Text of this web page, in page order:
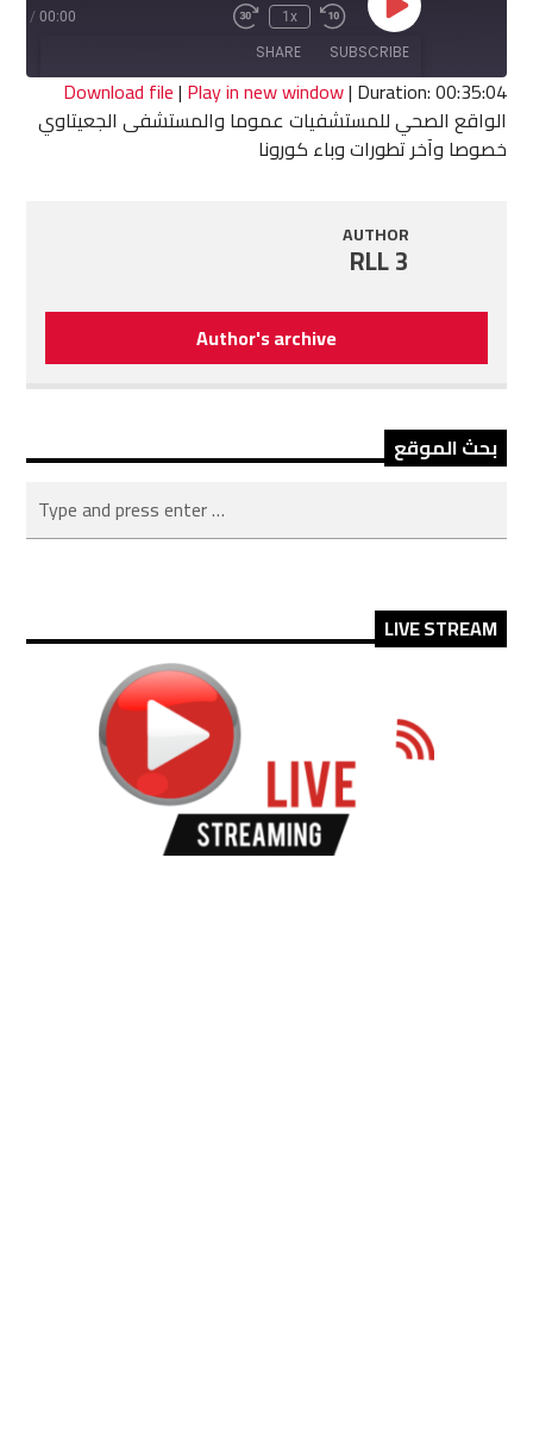
Play
Episode
Rewind
10
Seconds
1x
Fast
seconds
00:00
/
SUBSCRIBE
SHARE
RSS FEED
SHARE
Download file| Play in new window| Duration: 00:35:04
الواقع الصحي للمستشفيات عموما والمستشفى الجعيتاوي
خصوصا وآخر تطورات وباء كورونا
AUTHOR
RLL 3
Author's archive
بحث الموقع
LIVE STREAM